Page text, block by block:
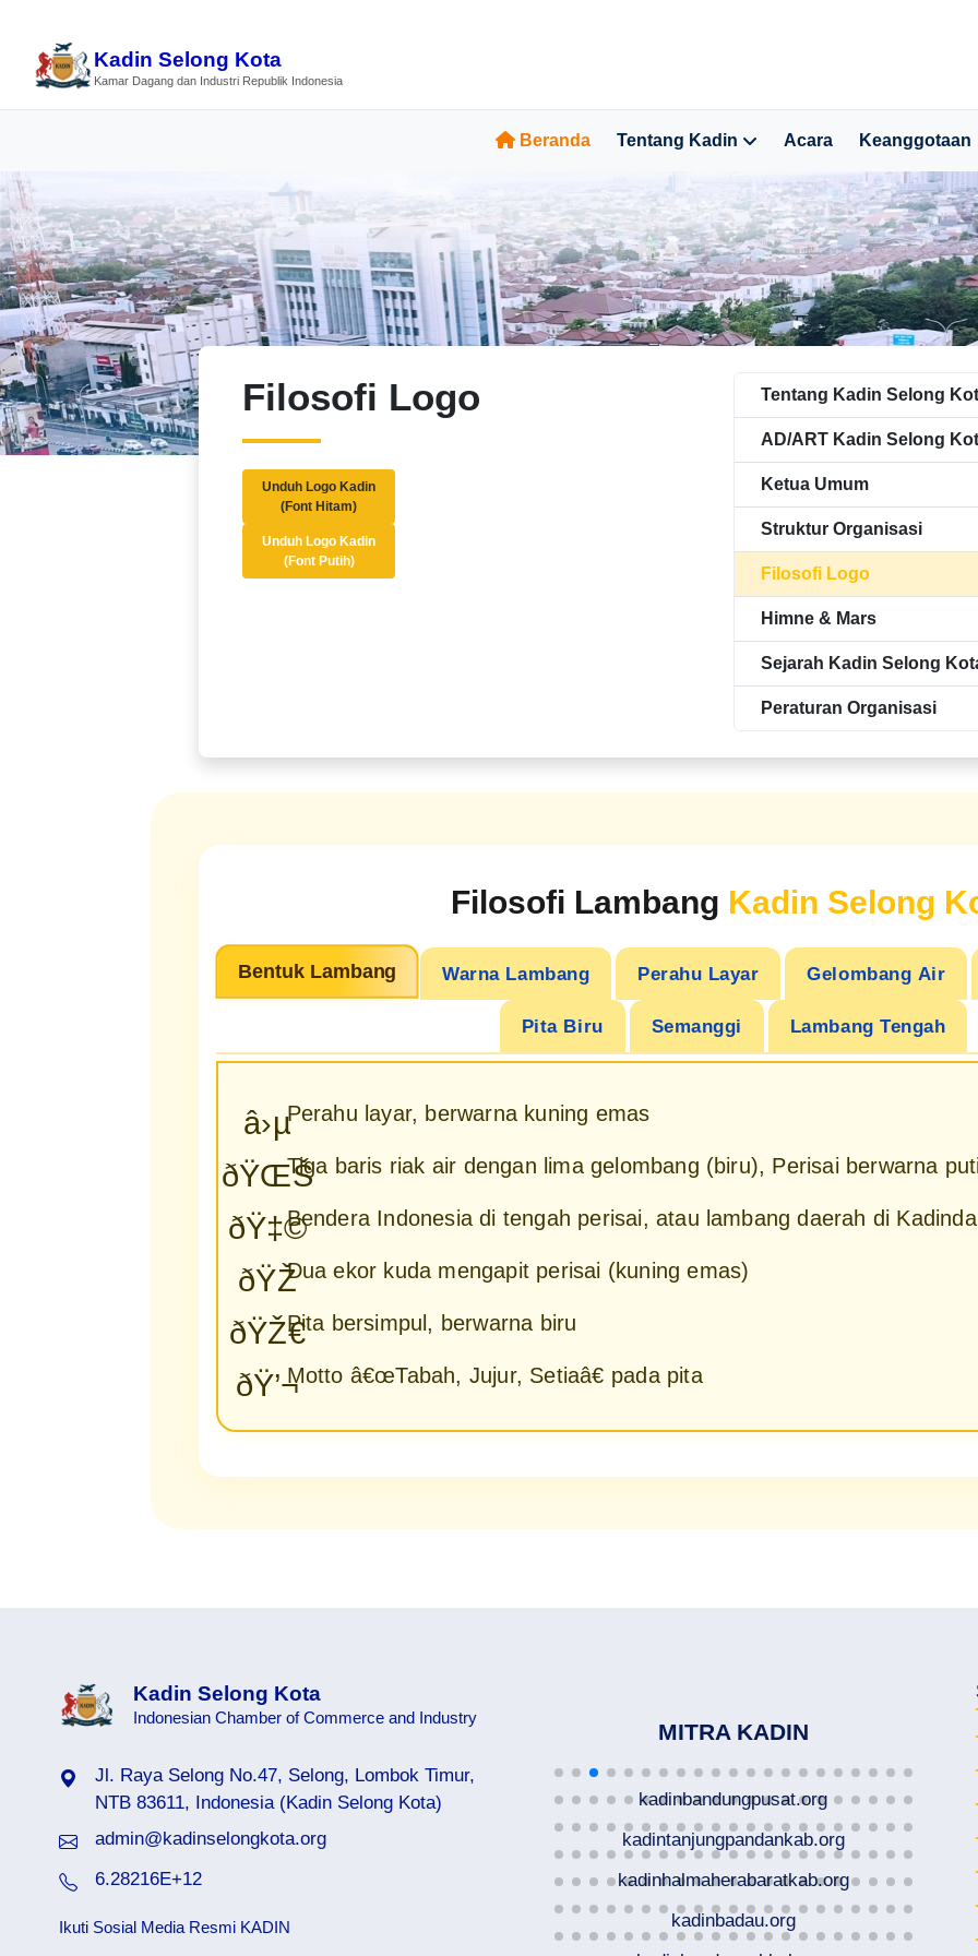
Kadin Selong Kota
Kamar Dagang dan Industri Republik Indonesia
Beranda Tentang Kadin Acara Keanggotaan
Filosofi Logo
Unduh Logo Kadin
(Font Hitam)
Unduh Logo Kadin
(Font Putih)
Tentang Kadin Selong
AD/ART Kadin Selong
Ketua Umum
Struktur Organisasi
Filosofi Logo
Himne & Mars
Sejarah Kadin Selong
Peraturan Organisasi
Filosofi Lambang Kadin Selong
Bentuk Lambang Warna Lambang Perahu Layar Gelombang Air
Pita Biru Semanggi Lambang Tengah
â›µPerahu layar, berwarna kuning emas
ðŸŒŠTiga baris riak air dengan lima gelombang (biru), Perisai berwarna
ðŸ‡©Bendera Indonesia di tengah perisai, atau lambang daerah di Kadinda
ðŸŽDua ekor kuda mengapit perisai (kuning emas)
ðŸŽ€Pita bersimpul, berwarna biru
ðŸ’¬Motto â€œTabah, Jujur, Setiaâ€ pada pita
Kadin Selong Kota
Indonesian Chamber of Commerce and Industry
Jl. Raya Selong No.47, Selong, Lombok Timur,
NTB 83611, Indonesia (Kadin Selong Kota)
admin@kadinselongkota.org
6.28216E+12
Ikuti Sosial Media Resmi KADIN
MITRA KADIN
kadinkalimantankab.org
kadinsukabmikota.org
kadinmartapurakab.org
kadinbandungpusat.org
kadintanjungpandankab.org
kadinhalmaherabaratkab.org
kadinbadau.org